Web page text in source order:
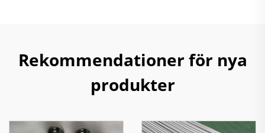
Rekommendationer för nya
produkter